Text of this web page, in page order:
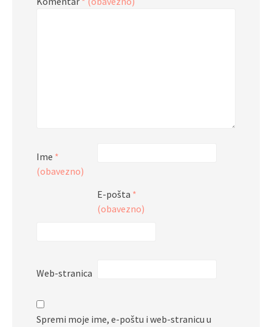
Ime *
(obavezno)
E-pošta *
(obavezno)
Web-stranica
Spremi moje ime, e-poštu i web-stranicu u